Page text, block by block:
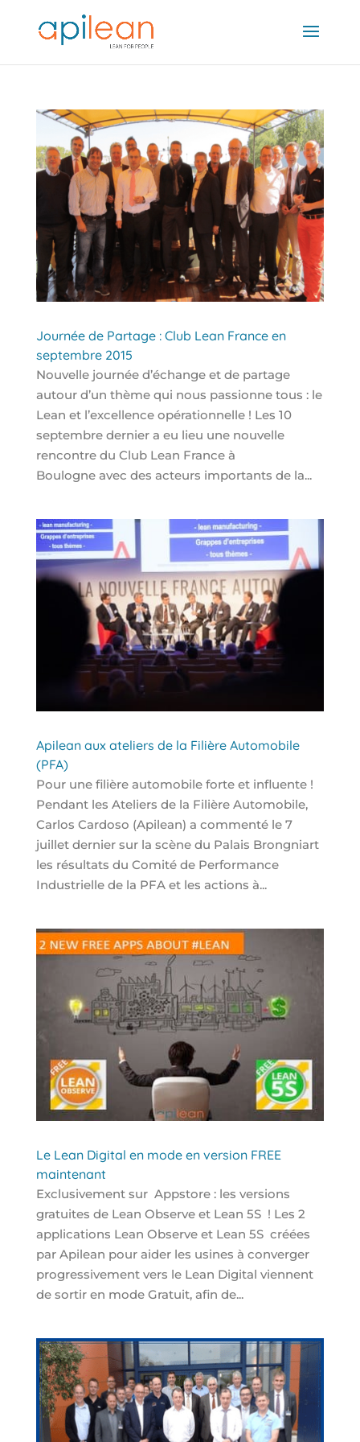
Journée de Partage : Club Lean France en
septembre 2015
Nouvelle journée d’échange et de partage
autour d’un thème qui nous passionne tous : le
Lean et l’excellence opérationnelle ! Les 10
septembre dernier a eu lieu une nouvelle
rencontre du Club Lean France à
Boulogne avec des acteurs importants de la...
Apilean aux ateliers de la Filière Automobile
(PFA)
Pour une filière automobile forte et influente !
Pendant les Ateliers de la Filière Automobile,
Carlos Cardoso (Apilean) a commenté le 7
juillet dernier sur la scène du Palais Brongniart
les résultats du Comité de Performance
Industrielle de la PFA et les actions à...
Le Lean Digital en mode en version FREE
maintenant
Exclusivement sur Appstore : les versions
gratuites de Lean Observe et Lean 5S ! Les 2
applications Lean Observe et Lean 5S créées
par Apilean pour aider les usines à converger
progressivement vers le Lean Digital viennent
de sortir en mode Gratuit, afin de...